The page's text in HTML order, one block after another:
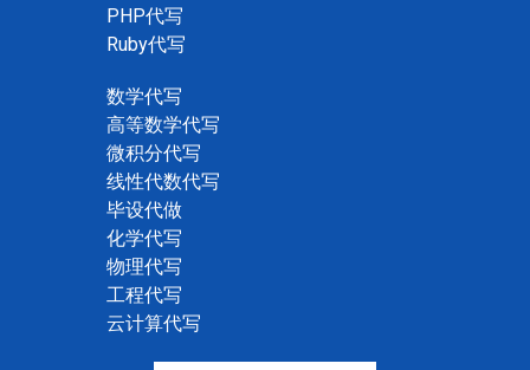
PHP代写
Ruby代写
数学代写
高等数学代写
微积分代写
线性代数代写
毕设代做
化学代写
物理代写
工程代写
云计算代写